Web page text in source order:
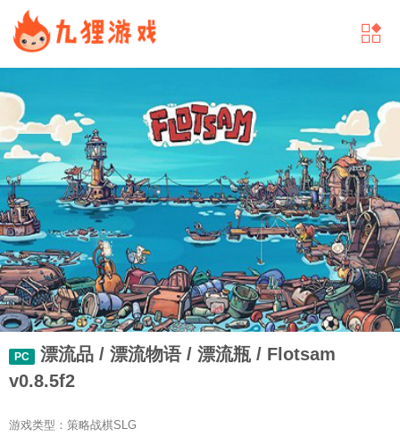
PC
漂流品 / 漂流物语 / 漂流瓶 / Flotsam
v0.8.5f2
游戏类型：策略战棋SLG